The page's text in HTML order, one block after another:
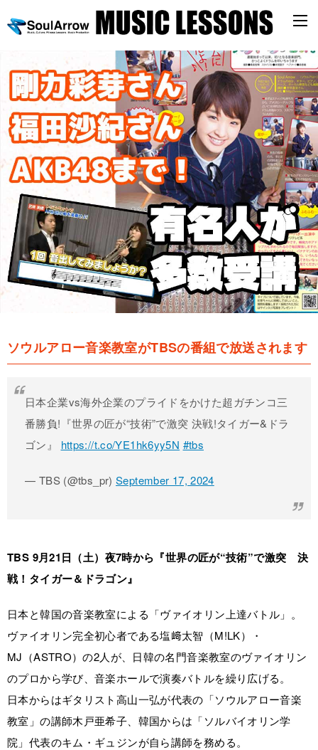
ソウルアロー音楽教室がTBSの番組で放送されます
日本企業vs海外企業のプライドをかけた超ガチンコ三
番勝負!『世界の匠が“技術”で激突 決戦!タイガー&ドラ
ゴン』 https://t.co/YE1hk6yy5N #tbs
— TBS (@tbs_pr) September 17, 2024
TBS 9月21日（土）夜7時から『世界の匠が“技術”で激突 決
戦！タイガー＆ドラゴン』
日本と韓国の音楽教室による「ヴァイオリン上達バトル」。
ヴァイオリン完全初心者である塩﨑太智（M!LK）・
MJ（ASTRO）の2人が、日韓の名門音楽教室のヴァイオリン
のプロから学び、音楽ホールで演奏バトルを繰り広げる。
日本からはギタリスト高山一弘が代表の「ソウルアロー音楽
教室」の講師木戸亜希子、韓国からは「ソルバイオリン学
院」代表のキム・ギュジンが自ら講師を務める。